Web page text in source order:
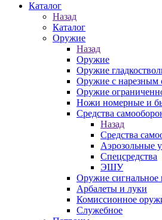
Каталог
Назад
Каталог
Оружие
Назад
Оружие
Оружие
Оружие с нарезным
Оружие
Ножи номерные и
Средства
Назад
Средства
Аэрозольные
Спецсредства
ЭШУ
Оружие сигнальное
Арбалеты и луки
Комиссионное
Служебное